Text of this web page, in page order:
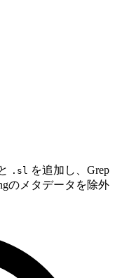
.sl を追加し、Grep
のメタデータを除外